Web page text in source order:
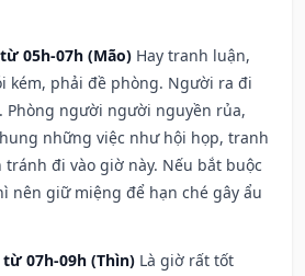
05h-07h (Mão) Hay tranh luận,
kém, phải đề phòng. Người ra đi
Phòng người người nguyền rủa,
những việc như hội họp, tranh
đi vào giờ này. Nếu bắt buộc
nên giữ miệng để hạn ché gây ẩu
từ 07h-09h (Thìn) Là giờ rất tốt